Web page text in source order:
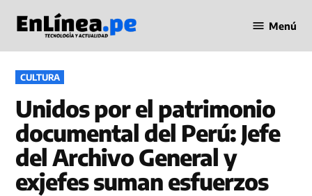
contenido
en Línea
Menú
PUBLICADO
EN
CULTURA
Unidos por el patrimonio
documental del Perú: Jefe
del Archivo General y
exjefes suman esfuerzos